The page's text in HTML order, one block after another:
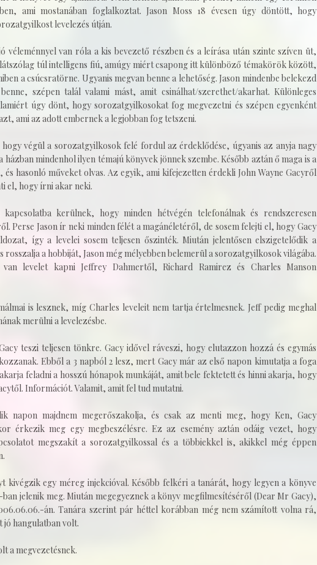
ami mostanában foglalkoztat. Jason Moss 18 évesen úgy döntött, hogy
levelezés útján.
véleménnyel van róla a kis bevezető részben és a leírása után szinte szíven üt,
túl intelligens fiú, amúgy miért csapong itt különböző témakörök között,
a csúcsratörne. Ugyanis megvan benne a lehetőség. Jason mindenbe belekezd
szépen talál valami mást, amit csinálhat/szerethet/akarhat. Különleges
úgy dönt, hogy sorozatgyilkosokat fog megvezetni és szépen egyenként
ami az adott embernek a legjobban fog tetszeni.
végül a sorozatgyilkosok felé fordul az érdeklődése, úgyanis az anyja nagy
mindenhol ilyen témajú könyvek jönnek szembe. Később aztán ő maga is a
hasonló műveket olvas. Az egyik, ami kifejezetten érdekli John Wayne Gacyről
el, hogy írni akar neki.
kerülnek, hogy minden hétvégén telefonálnak és rendszeresen
Perse Jason ír neki minden félét a magánéletéről, de sosem felejti el, hogy Gacy
így a levelei sosem teljesen őszinték. Miután jelentősen elszigetelődik a
rosszalja a hobbiját, Jason még mélyebben belemerül a sorozatgyilkosok világába.
levelet kapni Jeffrey Dahmertől, Richard Ramirez és Charles Manson
is lesznek, míg Charles leveleit nem tartja értelmesnek. Jeff pedig meghal
merülni a levelezésbe.
teszi teljesen tönkre. Gacy idővel ráveszi, hogy elutazzon hozzá és egymás
Ebből a 3 napból 2 lesz, mert Gacy már az első napon kimutatja a foga
feladni a hosszú hónapok munkáját, amit bele fektetett és hinni akarja, hogy
Információt. Valamit, amit fel tud mutatni.
napon majdnem megerőszakolja, és csak az menti meg, hogy Ken, Gacy
érkezik meg egy megbeszélésre. Ez az esemény aztán odáig vezet, hogy
megszakít a sorozatgyilkossal és a többiekkel is, akikkel még éppen
kivégzik egy méreg injekcióval. Később felkéri a tanárát, hogy legyen a könyve
jelenik meg. Miután megegyeznek a könyv megfilmesítéséről (Dear Mr Gacy),
án. Tanára szerint pár héttel korábban még nem számított volna rá,
jó hangulatban volt.
a megvezetésnek.